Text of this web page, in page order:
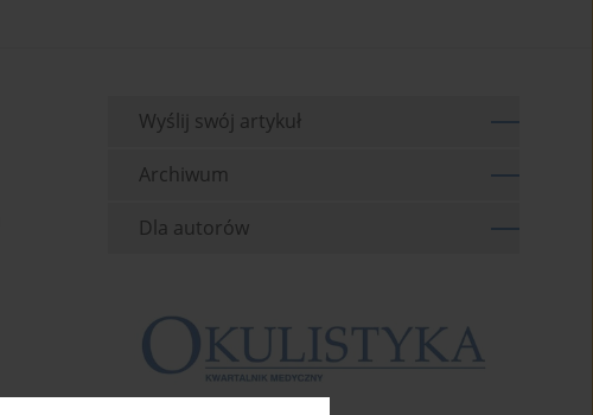
Wyślij swój artykuł
Archiwum
Dla autorów